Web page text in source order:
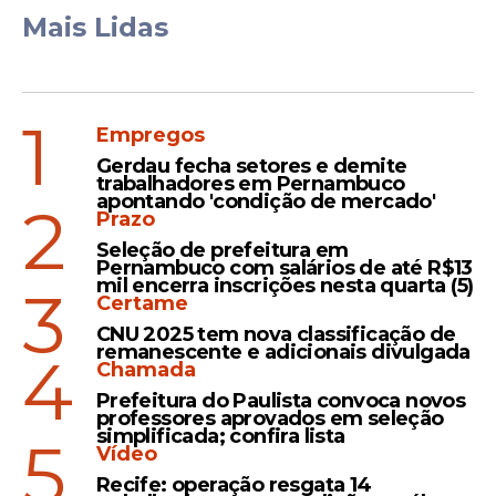
A nova legislação estabelece obrigações
com o nível de risco associado à
Inteligência Artificial. Em casos de risco
inaceitável, como sistemas que ameacem
pessoas, algumas práticas, como a
manipulação cognitivo-comportamental,
serão proibidas.
Sistemas que afetem negativamente a
segurança ou direitos fundamentais são
considerados de alto risco. Eles serão
divididos em categorias, exigindo registro
em um banco de dados da UE, incluindo
sistemas utilizados em produtos
Mais Lidas
1
Empregos
Gerdau fecha setores e demite
trabalhadores em Pernambuco
apontando 'condição de mercado'
2
Prazo
Seleção de prefeitura em
Pernambuco com salários de até R$13
mil encerra inscrições nesta quarta (5)
3
Certame
CNU 2025 tem nova classificação de
remanescente e adicionais divulgada
4
Chamada
Prefeitura do Paulista convoca novos
professores aprovados em seleção
simplificada; confira lista
5
Vídeo
Recife: operação resgata 14